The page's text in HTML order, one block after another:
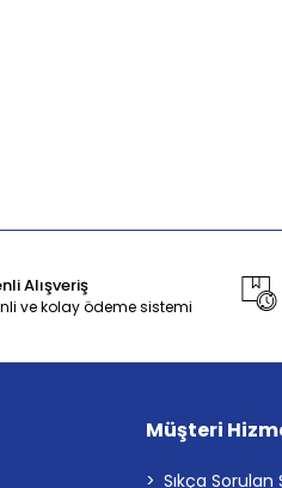
Alışveriş
ve kolay ödeme sistemi
Müşteri
Sıkça Sorulan